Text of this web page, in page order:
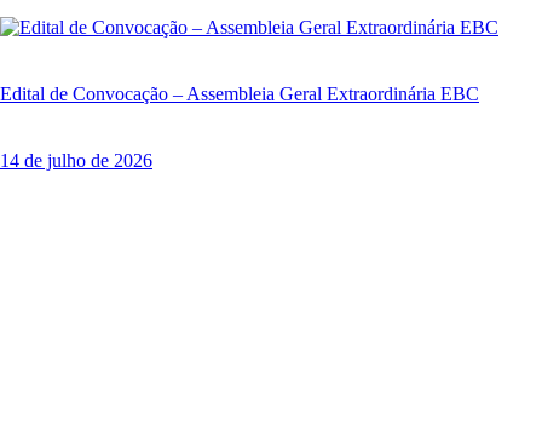
Edital de Convocação – Assembleia Geral Extraordinária EBC
14 de julho de 2026